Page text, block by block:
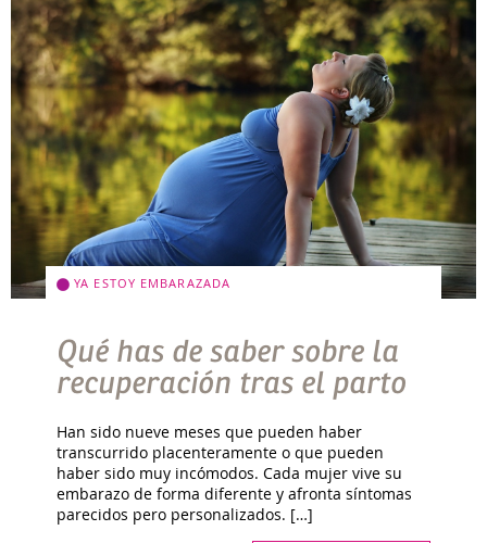
YA ESTOY EMBARAZADA
Qué has de saber sobre la
recuperación tras el parto
Han sido nueve meses que pueden haber
transcurrido placenteramente o que pueden
haber sido muy incómodos. Cada mujer vive su
embarazo de forma diferente y afronta síntomas
parecidos pero personalizados. […]